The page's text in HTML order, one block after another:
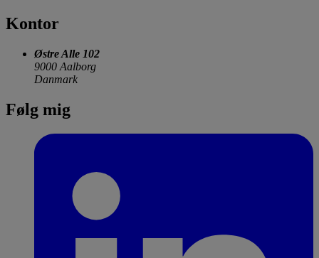
Kontor
Østre Alle 102
9000 Aalborg
Danmark
Følg mig